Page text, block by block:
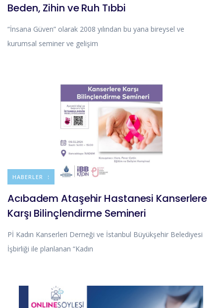
Beden, Zihin ve Ruh Tıbbi
“İnsana Güven” olarak 2008 yılından bu yana bireysel ve
kurumsal seminer ve gelişim
DUYURULAR
HABERLER
Acıbadem Ataşehir Hastanesi Kanserlere
Karşı Bilinçlendirme Semineri
Pİ Kadın Kanserleri Derneği ve İstanbul Büyükşehir Belediyesi
İşbirliği ile planlanan “Kadın